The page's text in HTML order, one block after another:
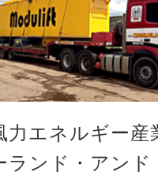
力エネルギー産
ランド・アンド